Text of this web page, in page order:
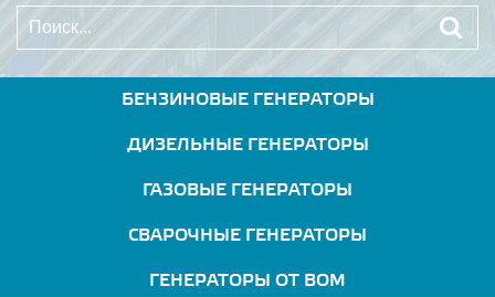
БЕНЗИНОВЫЕ ГЕНЕРАТОРЫ
ДИЗЕЛЬНЫЕ ГЕНЕРАТОРЫ
ГАЗОВЫЕ ГЕНЕРАТОРЫ
СВАРОЧНЫЕ ГЕНЕРАТОРЫ
ГЕНЕРАТОРЫ ОТ ВОМ